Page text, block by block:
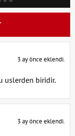
3 ay önce eklendi.
uslerden biridir.
3 ay önce eklendi.